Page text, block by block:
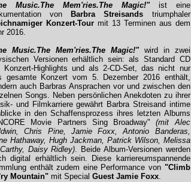
Music.The Mem'ries.The Magic!"ist eine
von
Barbra Streisands triumphaler
Konzert-Tourmit 13 Terminen aus dem
2016.
Music.The Mem'ries.The Magic!"wird in zwei
Versionen erhältlich sein: als Standard CD
Konzert-Highlights und als 2-CD-Set, das nicht nur
gesamte Konzert vom 5. Dezember 2016 enthält,
auch Barbras Ansprachen vor und zwischen den
Songs. Neben persönlichen Anekdoten zu ihrer
und Filmkarriere gewährt Barbra Streisand intime
in den Schaffensprozess ihres letzten Albums
Movie Partners Sing Broadway"(mit Alec
Chris Pine, Jamie Foxx, Antonio Banderas,
Hathaway, Hugh Jackman, Patrick Wilson, Melissa
Daisy Ridley). Beide Album-Versionen werden
digital erhältlich sein. Diese karriereumspannende
enthält zudem eine Performance von "Climb
Mountain" mit Special Guest Jamie Foxx.